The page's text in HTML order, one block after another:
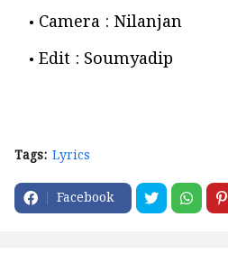
Camera : Nilanjan
Edit : Soumyadip
Tags: Lyrics
Facebook